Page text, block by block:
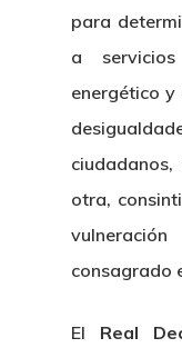
para
a
energético y
otra,
consagrado
El Real